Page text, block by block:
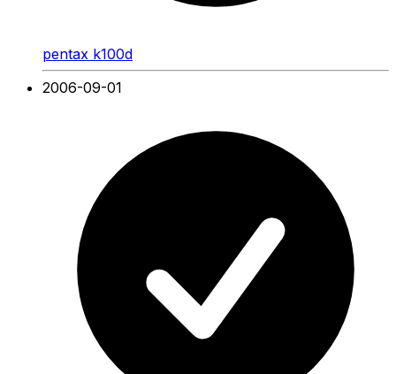
pentax k100d
2006-09-01